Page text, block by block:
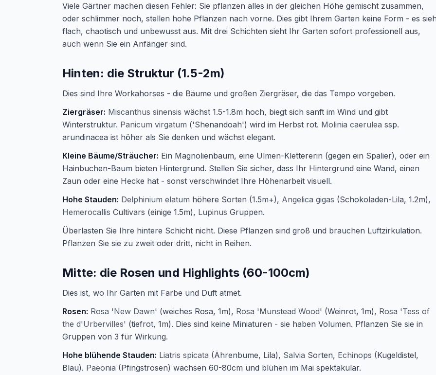
Viele Gärtner machen diesen Fehler: Sie pflanzen alles in der gleichen Höhe gemischt zusammen,
oder schlimmer noch, stellen hohe Pflanzen nach vorne. Dies gibt Ihrem Garten keine Form - es
flach, chaotisch und unbewusst aus. Mit drei Schichten sieht Ihr Garten sofort professionell aus,
auch wenn Sie ein Anfänger sind.
Hinten: die Struktur (1.5-2m)
Dies sind Ihre Workahorses - die Bäume und großen Ziergräser, die das Tempo vorgeben.
Ziergräser: Miscanthus sinensis wächst 1.5-1.8m hoch, biegt sich sanft im Wind und gibt
Winterstruktur. Panicum virgatum ('Shenandoah') wird im Herbst rot. Molinia caerulea ssp.
arundinacea ist höher als Sie denken und wächst elegant.
Kleine Bäume/Sträucher: Ein Magnolienbaum, eine Ulmen-Klettererin (gegen ein Spalier), oder ein
Hainbuchen-Baum bieten Hintergrund. Stellen Sie sicher, dass Ihr Hintergrund eine Wand, einen
Zaun oder eine Hecke hat - sonst verschwindet Ihre Höhenarbeit visuell.
Hohe Stauden: Delphinium elatum höhere Sorten (1.5m+), Angelica gigas (Schokoladen-Lila, 1.2m),
Hemerocallis Cultivars (einige 1.5m), Lupinus Gruppen.
Überlasten Sie Ihre hintere Schicht nicht. Diese Pflanzen sind groß und brauchen Luftzirkulation.
Pflanzen Sie sie zu zweit oder dritt, nicht in Reihen.
Mitte: die Rosen und Highlights (60-100cm)
Dies ist, wo Ihr Garten mit Farbe und Duft atmet.
Rosen: Rosa 'New Dawn' (weiches Rosa, 1m), Rosa 'Munstead Wood' (Weinrot, 1m), Rosa 'Tess of
the d'Urbervilles' (tiefrot, 1m). Dies sind keine Miniaturen - sie haben Volumen. Pflanzen Sie sie in
Gruppen von 3 für Wirkung.
Hohe blühende Stauden: Liatris spicata (Ährenbume, Lila), Salvia Sorten, Echinops (Kugeldistel,
Blau). Paeonia (Pfingstrosen) wachsen 60-80cm und blühen im Mai spektakulär.